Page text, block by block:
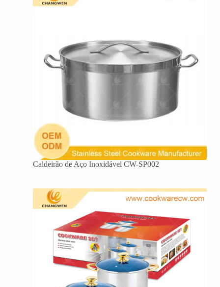
Caldeirão de Aço Inoxidável CW-SP002